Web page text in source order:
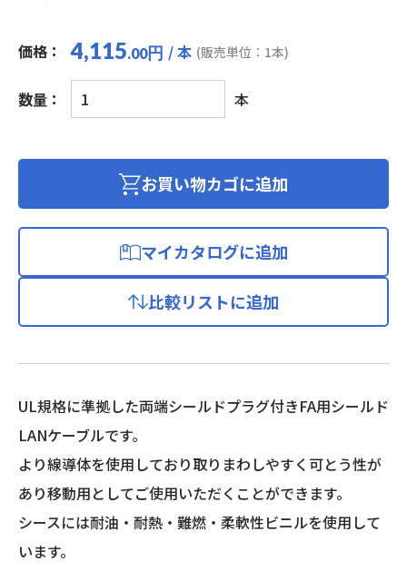
価格： 4,115.00円 / 本 (販売単位：1本)
数量：
FA
用
ー
ブ
S/UTP
ッ
ク
1m
個
本
お買い物カゴに追加
マイカタログに追加
比較リストに追加
UL規格に準拠した両端シールドプラグ付きFA用シールド
LANケーブルです。
より線導体を使用しており取りまわしやすく可とう性が
あり移動用としてご使用いただくことができます。
シースには耐油・耐熱・難燃・柔軟性ビニルを使用して
います。